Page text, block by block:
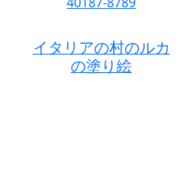
イタリアの村のルカ
の塗り絵